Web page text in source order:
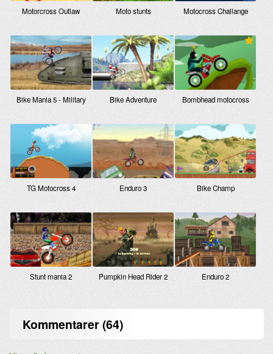
Motorcross Outlaw Moto stunts Motocross Challange
Bike Mania 5 - Military Bike Adventure Bombhead motocross
TG Motocross 4 Enduro 3 Bike Champ
Stunt mania 2 Pumpkin Head Rider 2 Enduro 2
Kommentarer (64)